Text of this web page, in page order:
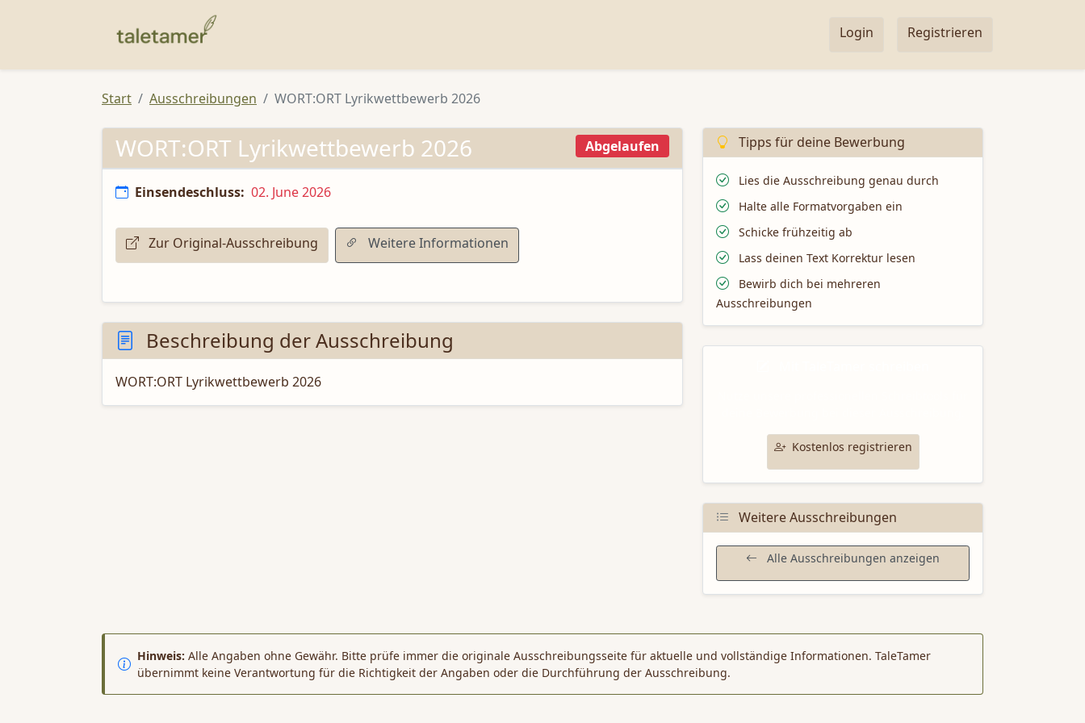
Login Registrieren
Start Ausschreibungen WORT:ORT Lyrikwettbewerb 2026
WORT:ORT Lyrikwettbewerb 2026 Abgelaufen
Einsendeschluss: 02. June 2026
Zur Original-Ausschreibung Weitere Informationen
Beschreibung der Ausschreibung
WORT:ORT Lyrikwettbewerb 2026
Tipps für deine Bewerbung
Lies die Ausschreibung genau durch
Halte alle Formatvorgaben ein
Schicke frühzeitig ab
Lass deinen Text Korrektur lesen
Bewirb dich bei mehreren
Ausschreibungen
Kostenlos registrieren
Weitere Ausschreibungen
Alle Ausschreibungen anzeigen
Hinweis: Alle Angaben ohne Gewähr. Bitte prüfe immer die originale Ausschreibungsseite für aktuelle und vollständige Informationen. TaleTamer
übernimmt keine Verantwortung für die Richtigkeit der Angaben oder die Durchführung der Ausschreibung.